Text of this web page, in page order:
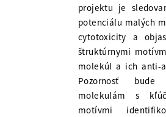
projektu je
potenciálu malých
cytotoxicity a
štruktúrnymi
molekúl a ich anti-
Pozornosť bude
molekulám s
motívmi